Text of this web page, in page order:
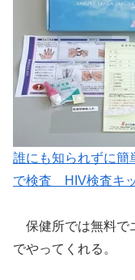
誰にも知られずに簡
で検査 HIV検査キ
保健所では無料で
でやってくれる。